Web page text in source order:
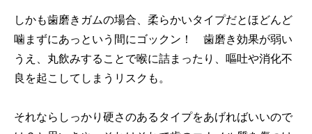
しかも歯磨きガムの場合、柔らかいタイプだとほどんど
噛まずにあっという間にゴックン！ 歯磨き効果が弱い
うえ、丸飲みすることで喉に詰まったり、嘔吐や消化不
良を起こしてしまうリスクも。
それならしっかり硬さのあるタイプをあげればいいので